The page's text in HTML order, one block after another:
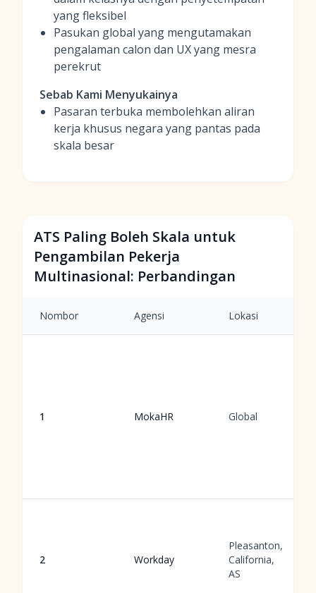
yang fleksibel
Pasukan global yang mengutamakan
pengalaman calon dan UX yang mesra
perekrut
Sebab Kami Menyukainya
Pasaran terbuka membolehkan aliran
kerja khusus negara yang pantas pada
skala besar
ATS Paling Boleh Skala untuk
Pengambilan Pekerja
Multinasional: Perbandingan
Nombor Agensi Lokasi
1 MokaHR Global
2 Workday
Pleasanton,
California,
AS